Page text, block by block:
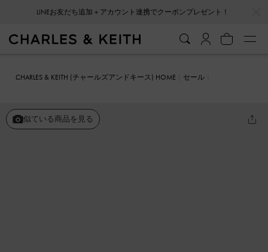
LINEお友だち追加＋アカウント連携でクーポンプレゼント！
CHARLES & KEITH (チャールズアンドキース) HOME
セール
似ている商品を見る